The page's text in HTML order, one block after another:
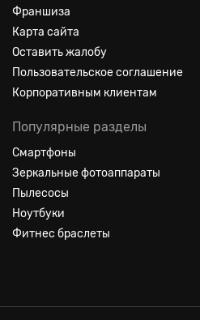
Франшиза
Карта сайта
Оставить жалобу
Пользовательское соглашение
Корпоративным клиентам
Популярные разделы
Смартфоны
Зеркальные фотоаппараты
Пылесосы
Ноутбуки
Фитнес браслеты